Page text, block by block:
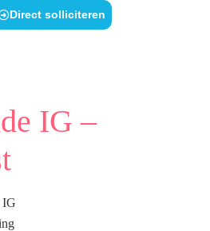
Direct solliciteren
IG –
IG